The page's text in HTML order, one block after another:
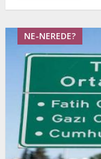
NE-NEREDE?